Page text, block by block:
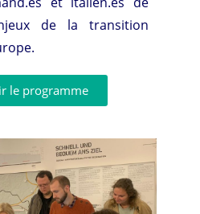
de la transition
le programme